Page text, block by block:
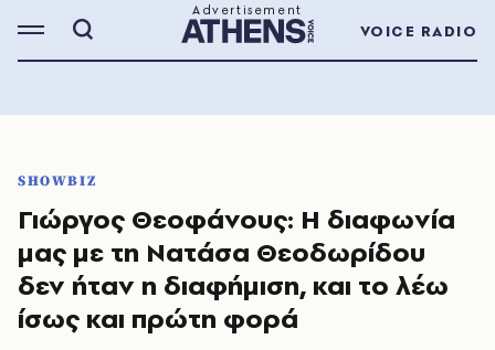
VOICE RADIO
SHOWBIZ
Γιώργος Θεοφάνους: Η διαφωνία
μας με τη Νατάσα Θεοδωρίδου
δεν ήταν η διαφήμιση, και το λέω
ίσως και πρώτη φορά